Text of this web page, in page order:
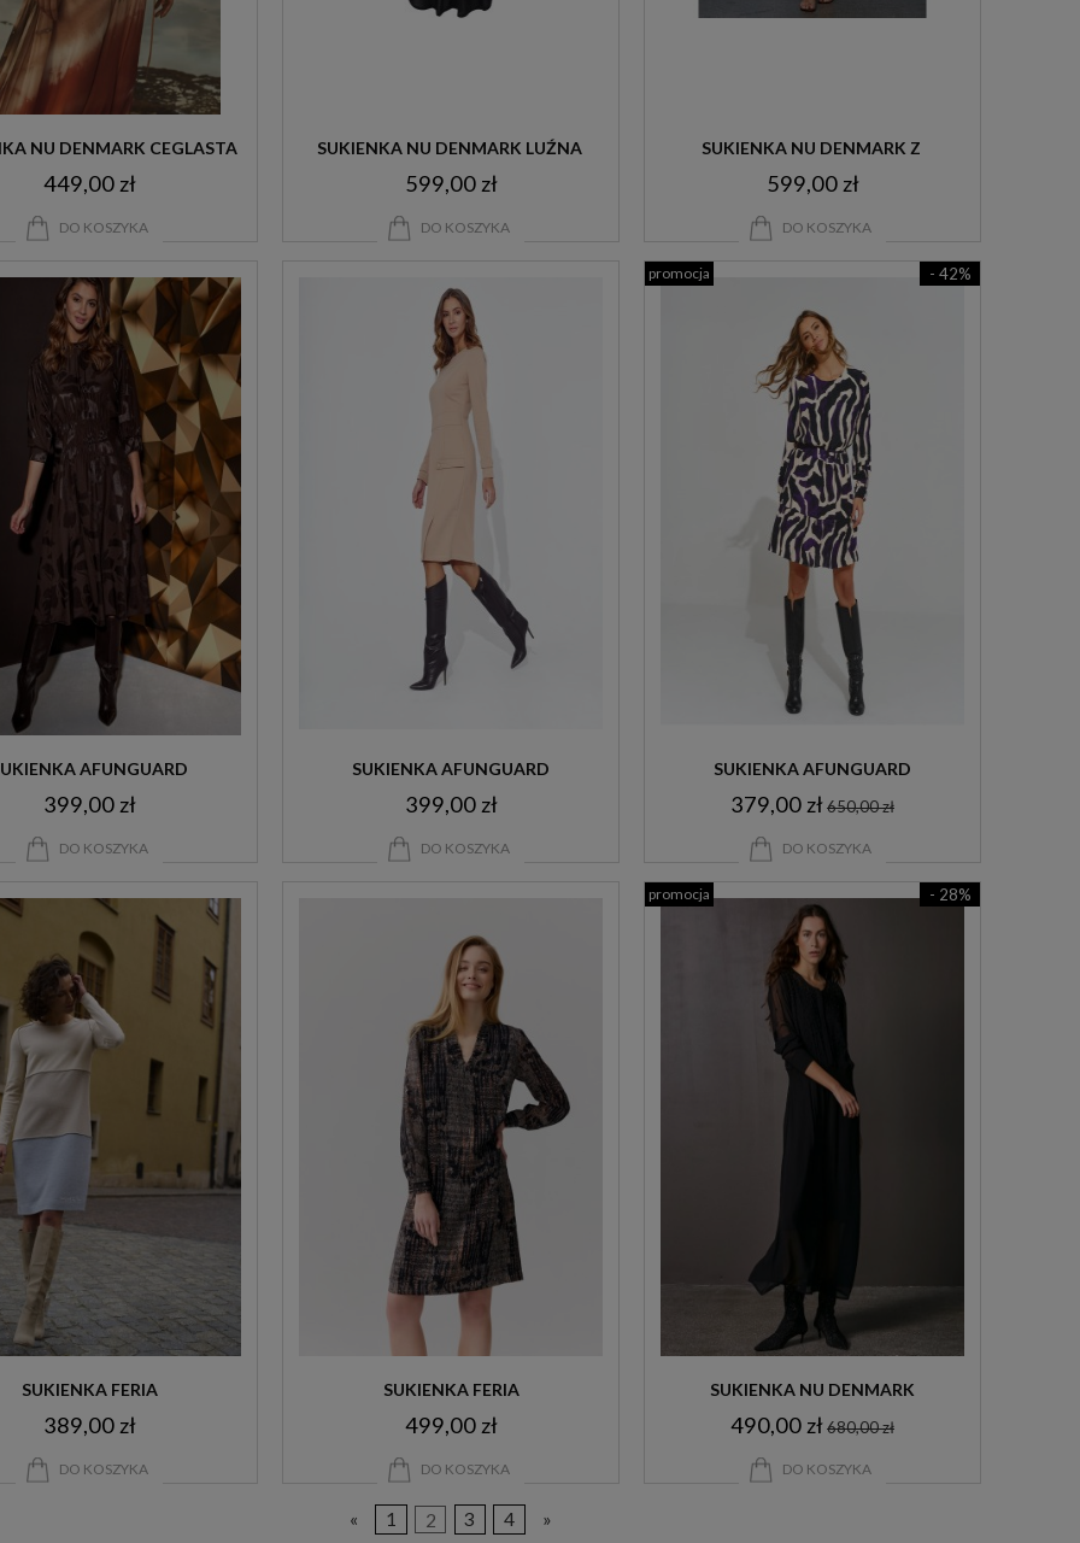
NU DENMARK CEGLASTA
449,00 zł
DO KOSZYKA
SUKIENKA NU DENMARK LUŹNA
CZARNA
599,00 zł
DO KOSZYKA
SUKIENKA NU DENMARK Z
JEDWABIEM
599,00 zł
DO KOSZYKA
AFUNGUARD
399,00 zł
DO KOSZYKA
SUKIENKA AFUNGUARD
399,00 zł
DO KOSZYKA
SUKIENKA AFUNGUARD
379,00 zł650,00 zł
DO KOSZYKA
promocja - 42%
SUKIENKA FERIA
389,00 zł
DO KOSZYKA
SUKIENKA FERIA
499,00 zł
DO KOSZYKA
SUKIENKA NU DENMARK
490,00 zł680,00 zł
DO KOSZYKA
promocja - 28%
« 1 2 3 4 »